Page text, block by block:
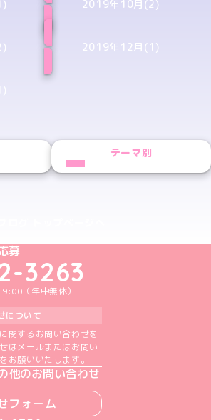
2019年10月(2)
2019年12月(1)
テーマ別
いどりーみんTikTok公式アカウント
めいどりーみんX公式アカウント
めいどりーみんInstagram公式アカウント
めいどりーみんFacebook公式アカウン
めいどりーみんYouTube公式アカ
募
3263
（年中無休）
について
関するお問い合わせを
はメールまたはお問い
お願いいたします。
他のお問い合わせ
フォーム